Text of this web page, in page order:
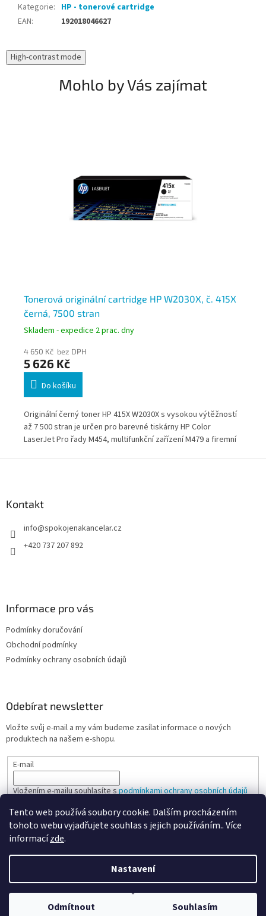
Tento web používá soubory cookie. Dalším procházením
tohoto webu vyjadřujete souhlas s jejich používáním.. Více
informacízde.
Nastavení
Odmítnout Souhlasím
Kategorie: HP - tonerové cartridge
EAN: 192018046627
High-contrast mode
Mohlo by Vás zajímat
Tonerová originální cartridge HP W2030X, č. 415X
černá, 7500 stran
Skladem - expedice 2 prac. dny
4 650 Kč bez DPH
5 626 Kč
Do košíku
Originální černý toner HP 415X W2030X s vysokou výtěžností
až 7 500 stran je určen pro barevné tiskárny HP Color
LaserJet Pro řady M454, multifunkční zařízení M479 a firemní
profesionální použití.
Kontakt
info@spokojenakancelar.cz
+420 737 207 892
Informace pro vás
Podmínky doručování
Obchodní podmínky
Podmínky ochrany osobních údajů
Odebírat newsletter
Vložte svůj e-mail a my vám budeme zasílat informace o nových
produktech na našem e-shopu.
E-mail
Vložením e-mailu souhlasíte spodmínkami ochrany osobních údajů
PŘIHLÁSIT SE
Vytvořil Shoptet
Copyright 2026Spokojená kancelář . Všechna práva vyhrazena.